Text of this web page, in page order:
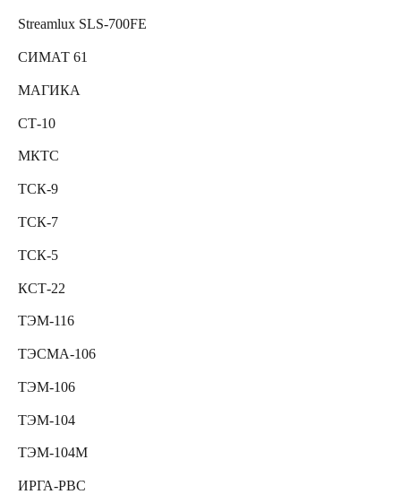
Streamlux SLS-700FE
СИМАТ 61
МАГИКА
СТ-10
МКТС
ТСК-9
ТСК-7
ТСК-5
КСТ-22
ТЭМ-116
ТЭСМА-106
ТЭМ-106
ТЭМ-104
ТЭМ-104M
ИРГА-РВС